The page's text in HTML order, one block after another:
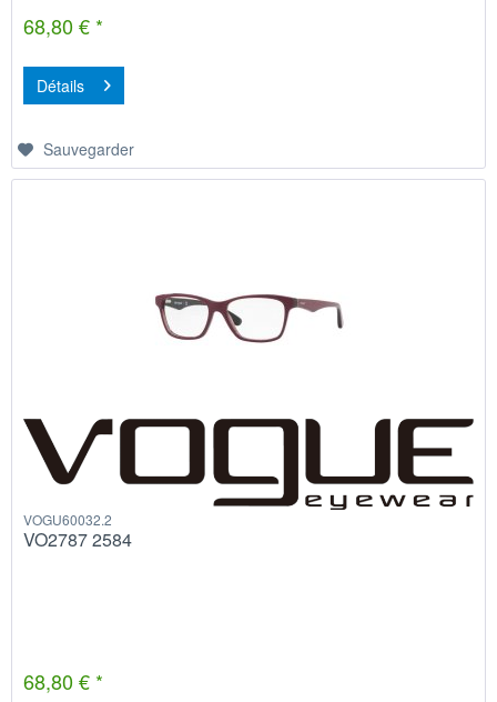
68,80 € *
Détails
Sauvegarder
VOGU60032.2
VO2787 2584
68,80 € *